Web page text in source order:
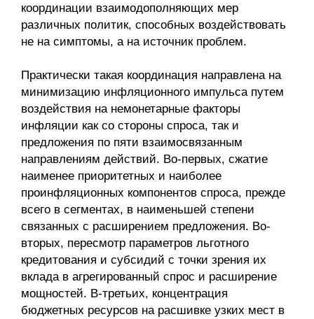
координации взаимодо­полняющих мер
различных политик, способных воздействовать
не на симптомы, а на источник проблем.
Практически такая координация направлена на
минимизацию инфляционного импульса путем
воздействия на немонетарные факторы
инфляции как со стороны спроса, так и
предложения по пяти взаимосвязанным
направлениям действий. Во-первых, сжатие
наименее приоритетных и наиболее
проинфляционных компонентов спроса, прежде
всего в сегментах, в наименьшей степени
связанных с расширением предложения. Во-
вторых, пересмотр параметров льготного
кредитования и субсидий с точки зрения их
вклада в агрегированный спрос и расширение
мощностей. В-третьих, концентрация
бюджетных ресурсов на расшивке узких мест в